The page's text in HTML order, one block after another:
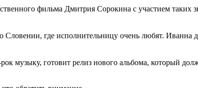
фильма Дмитрия Сорокина с участием таких
где исполнительницу очень любят.
музыку, готовит релиз нового альбома, который